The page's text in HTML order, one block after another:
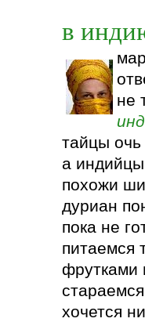
в
не
тайцы
а
похожи
дуриан
пока не
питаемся
фрутками
хочется